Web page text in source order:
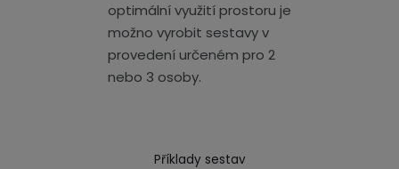
optimální využití prostoru je
možno vyrobit sestavy v
provedení určeném pro 2
nebo 3 osoby.
Příklady sestav